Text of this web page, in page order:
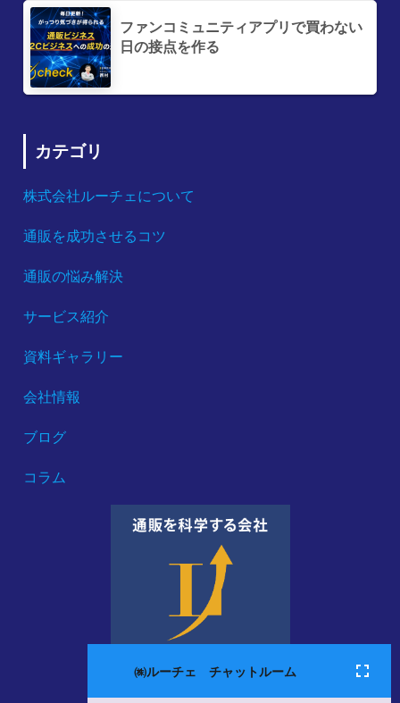
ファンコミュニティアプリで買わない
日の接点を作る
カテゴリ
株式会社ルーチェについて
通販を成功させるコツ
通販の悩み解決
サービス紹介
資料ギャラリー
会社情報
ブログ
コラム